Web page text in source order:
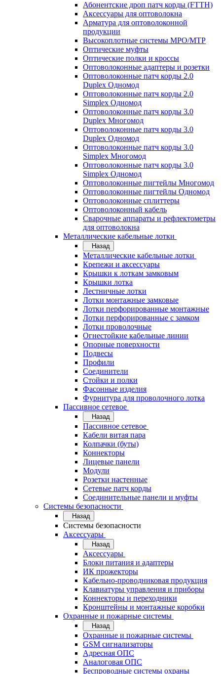
Абонентские дроп патч корды (FTTH)
Аксессуары для оптоволокна
Арматура для оптоволоконной
продукции
Высокоплотные системы MPO/MTP
Оптические муфты
Оптические полки и кроссы
Оптоволоконные адаптеры и розетки
Оптоволоконные патч корды 2.0
Duplex Одномод
Оптоволоконные патч корды 2.0
Simplex Одномод
Оптоволоконные патч корды 3.0
Duplex Многомод
Оптоволоконные патч корды 3.0
Duplex Одномод
Оптоволоконные патч корды 3.0
Simplex Многомод
Оптоволоконные патч корды 3.0
Simplex Одномод
Оптоволоконные пигтейлы Многомод
Оптоволоконные пигтейлы Одномод
Оптоволоконные сплиттеры
Оптоволоконный кабель
Сварочные аппараты и рефлектометры
для оптоволокна
Металлические кабельные лотки
Назад
Металлические кабельные лотки
Крепежи и аксессуары
Крышки к лоткам замковым
Крышки лотка
Лестничные лотки
Лотки монтажные замковые
Лотки перфорированные монтажные
Лотки перфорированные с замком
Лотки проволочные
Огнестойкие кабельные линии
Опорные поверхности
Подвесы
Профили
Соединители
Стойки и полки
Фасонные изделия
Фурнитура для проволочного лотка
Пассивное сетевое
Назад
Пассивное сетевое
Кабели витая пара
Колпачки (буты)
Коннекторы
Лицевые панели
Модули
Розетки настенные
Сетевые патч корды
Соединительные панели и муфты
Системы безопасности
Назад
Системы безопасности
Аксессуары
Назад
Аксессуары
Блоки питания и адаптеры
ИК прожекторы
Кабельно-проводниковая продукция
Клавиатуры управления и приборы
Коннекторы и переходники
Кронштейны и монтажные коробки
Охранные и пожарные системы
Назад
Охранные и пожарные системы
GSM сигнализаторы
Адресная ОПС
Аналоговая ОПС
Беспроводные системы охраны